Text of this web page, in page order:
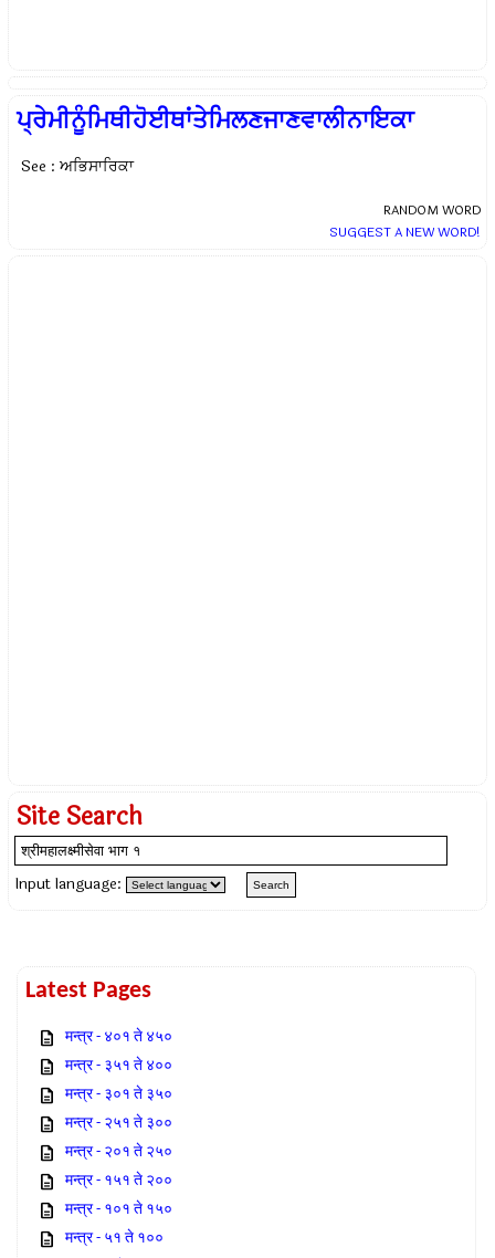
ਪ੍ਰੇਮੀਨੂੰਮਿਥੀਹੋਈਥਾਂਤੇਮਿਲਣਜਾਣਵਾਲੀਨਾਇਕਾ
See : ਅਭਿਸਾਰਿਕਾ
RANDOM WORD
SUGGEST A NEW WORD!
Site Search
Input language:
Latest Pages
मन्त्र - ४०१ ते ४५०
मन्त्र - ३५१ ते ४००
मन्त्र - ३०१ ते ३५०
मन्त्र - २५१ ते ३००
मन्त्र - २०१ ते २५०
मन्त्र - १५१ ते २००
मन्त्र - १०१ ते १५०
मन्त्र - ५१ ते १००